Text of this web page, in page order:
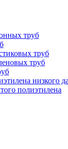
труб
труб
труб
низкого
полиэтилена